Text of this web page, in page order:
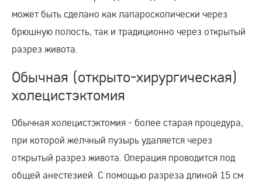
может быть сделано как лапароскопически через
брюшную полость, так и традиционно через открытый
разрез живота.
Обычная (открыто-хирургическая)
холецистэктомия
Обычная холецистэктомия - более старая процедура,
при которой желчный пузырь удаляется через
открытый разрез живота. Операция проводится под
общей анестезией. С помощью разреза длиной 15 см